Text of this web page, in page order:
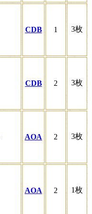
CDB 1 3枚
CDB 2 3枚
AOA 2 3枚
AOA 2 1枚